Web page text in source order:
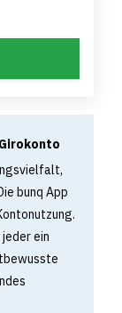
bunq App
ein